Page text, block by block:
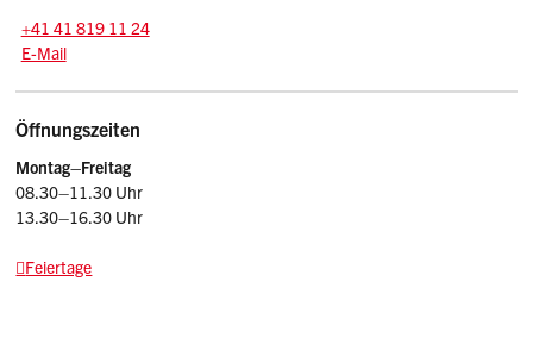
Tel.:
+41 41 819 11 24
E-Mail: srsz
E-Mail
Öffnungszeiten
Montag–Freitag
08.30–11.30 Uhr
13.30–16.30 Uhr
Feiertage